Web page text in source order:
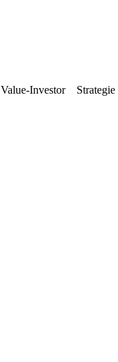
Value-Investor Strategie